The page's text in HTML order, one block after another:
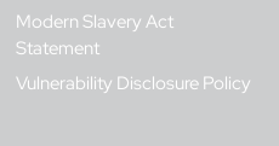
Modern Slavery Act
Statement
Vulnerability Disclosure Policy